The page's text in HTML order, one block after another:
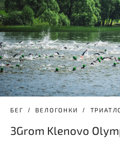
БЕГ ВЕЛОГОНКИ
3Grom Klenovo